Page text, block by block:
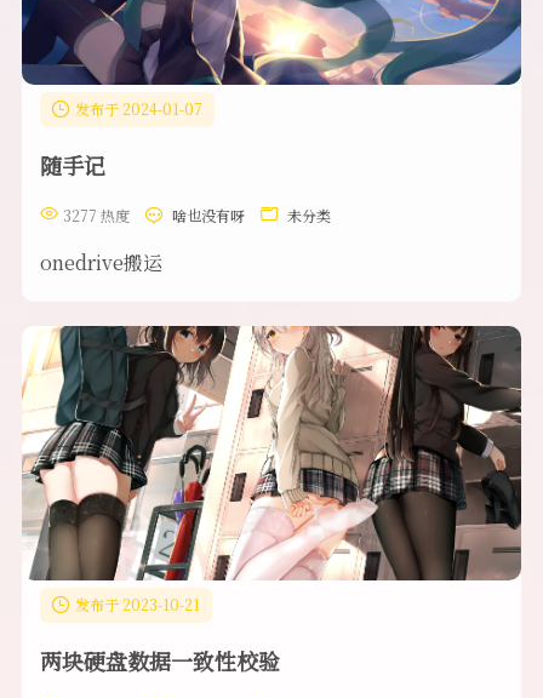
发布于 2024-01-07
随手记
3277 热度 啥也没有呀 未分类
onedrive搬运
发布于 2023-10-21
两块硬盘数据一致性校验